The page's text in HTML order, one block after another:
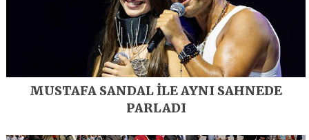
MUSTAFA SANDAL İLE AYNI SAHNEDE
PARLADI